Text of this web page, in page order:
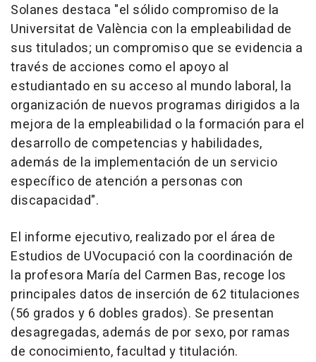
Solanes destaca "el sólido compromiso de la
Universitat de València con la empleabilidad de
sus titulados; un compromiso que se evidencia a
través de acciones como el apoyo al
estudiantado en su acceso al mundo laboral, la
organización de nuevos programas dirigidos a la
mejora de la empleabilidad o la formación para el
desarrollo de competencias y habilidades,
además de la implementación de un servicio
específico de atención a personas con
discapacidad".
El informe ejecutivo, realizado por el área de
Estudios de UVocupació con la coordinación de
la profesora María del Carmen Bas, recoge los
principales datos de inserción de 62 titulaciones
(56 grados y 6 dobles grados). Se presentan
desagregadas, además de por sexo, por ramas
de conocimiento, facultad y titulación.